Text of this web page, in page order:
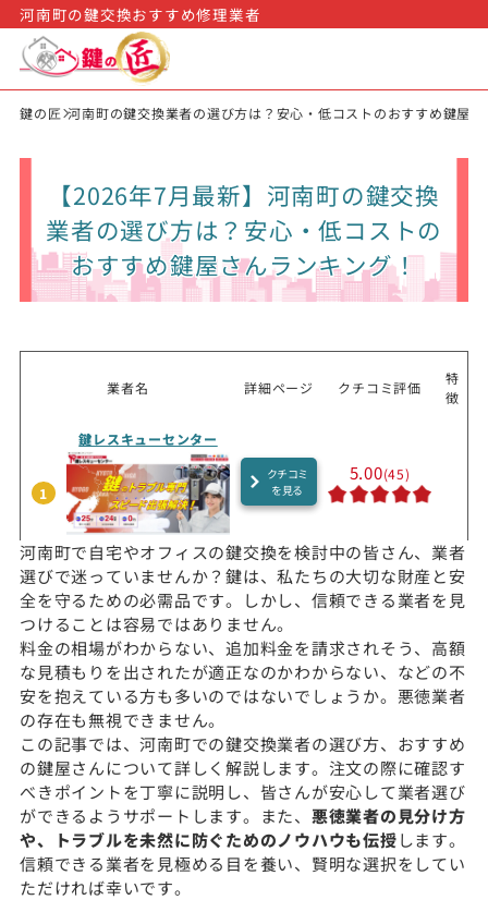
河南町の鍵交換おすすめ修理業者
鍵の匠 河南町の鍵交換業者の選び方は？安心・低コストのおすすめ鍵屋
【2026年7月最新】河南町の鍵交換
業者の選び方は？安心・低コストの
おすすめ鍵屋さんランキング！
業者名 詳細ページ クチコミ評価
特
徴
1
鍵レスキューセンター
クチコミ
を見る
5.00(45)
河南町で自宅やオフィスの鍵交換を検討中の皆さん、業者
選びで迷っていませんか？鍵は、私たちの大切な財産と安
全を守るための必需品です。しかし、信頼できる業者を見
つけることは容易ではありません。
料金の相場がわからない、追加料金を請求されそう、高額
な見積もりを出されたが適正なのかわからない、などの不
安を抱えている方も多いのではないでしょうか。悪徳業者
の存在も無視できません。
この記事では、河南町での鍵交換業者の選び方、おすすめ
の鍵屋さんについて詳しく解説します。注文の際に確認す
べきポイントを丁寧に説明し、皆さんが安心して業者選び
ができるようサポートします。また、 悪徳業者の見分け方
や、トラブルを未然に防ぐためのノウハウも伝授します。
信頼できる業者を見極める目を養い、賢明な選択をしてい
ただければ幸いです。